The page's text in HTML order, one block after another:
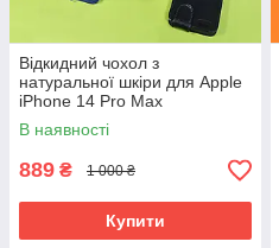
Відкидний чохол з
натуральної шкіри для Apple
iPhone 14 Pro Max
В наявності
889 ₴ 1 000 ₴
Купити